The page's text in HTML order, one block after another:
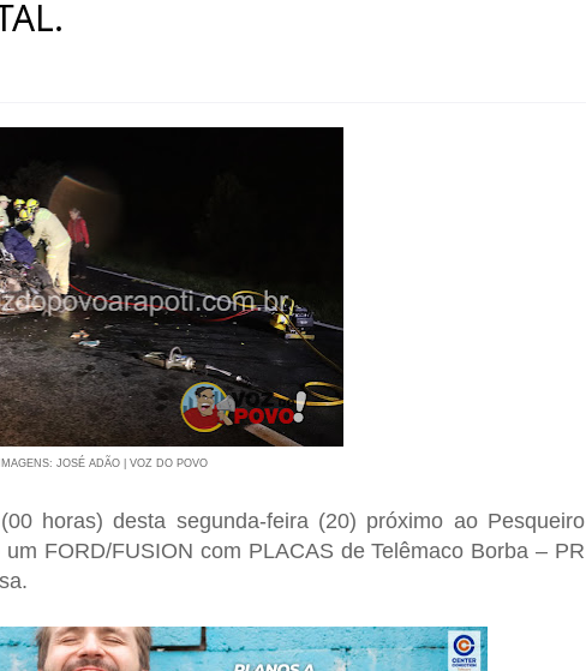
IMAGENS: JOSÉ ADÃO | VOZ DO POVO
horas) desta segunda-feira (20) próximo ao Pesqueiro
FORD/FUSION com PLACAS de Telêmaco Borba – PR